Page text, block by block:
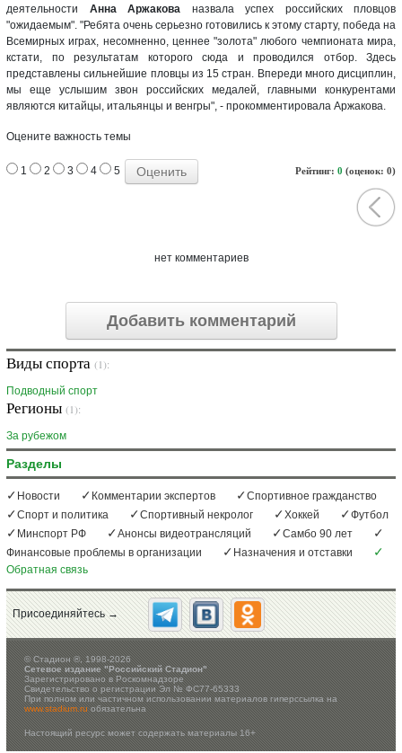
деятельности Анна Аржакова назвала успех российских пловцов
"ожидаемым". "Ребята очень серьезно готовились к этому старту, победа на
Всемирных играх, несомненно, ценнее "золота" любого чемпионата мира,
кстати, по результатам которого сюда и проводился отбор. Здесь
представлены сильнейшие пловцы из 15 стран. Впереди много дисциплин,
мы еще услышим звон российских медалей, главными конкурентами
являются китайцы, итальянцы и венгры", - прокомментировала Аржакова.
Оцените важность темы
Рейтинг: 0 (оценок: 0)
1 2 3 4 5
нет комментариев
Добавить комментарий
Виды спорта (1):
Подводный спорт
Регионы (1):
За рубежом
Разделы
Новости Комментарии экспертов
Спортивное гражданство
Спорт и политика
Спортивный некролог Хоккей
Футбол
Минспорт РФ
Анонсы видеотрансляций
Самбо 90 лет
Финансовые проблемы в организации
Назначения и отставки
Обратная связь
Присоединяйтесь →
©Стадион ®, 1998-2026
Сетевое издание "Российский Стадион"
Зарегистрировано в Роскомнадзоре
Свидетельство о регистрации Эл № ФС77-65333
При полном или частичном использовании материалов гиперссылка на
www.stadium.ruобязательна
Настоящий ресурс может содержать материалы 16+